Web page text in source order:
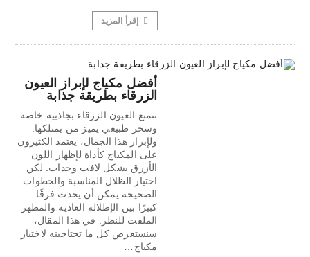
إقرأ المزيد
أفضل مكياج لإبراز العيون
الزرقاء بطريقة جذابة
تتمتع العيون الزرقاء بجاذبية خاصة
وسحر طبيعي يميز من يمتلكها.
ولإبراز هذا الجمال، يعتمد الكثيرون
على المكياج كأداة لإظهار اللون
الأزرق بشكل لافت وجذاب. لكن
اختيار الظلال المناسبة والخطوات
الصحيحة يمكن أن يحدث فرقًا
كبيرًا بين الإطلالة العادية والمظهر
الملفت للنظر. في هذا المقال،
سنستعرض كل ما تحتاجينه لاختيار
مكياج…